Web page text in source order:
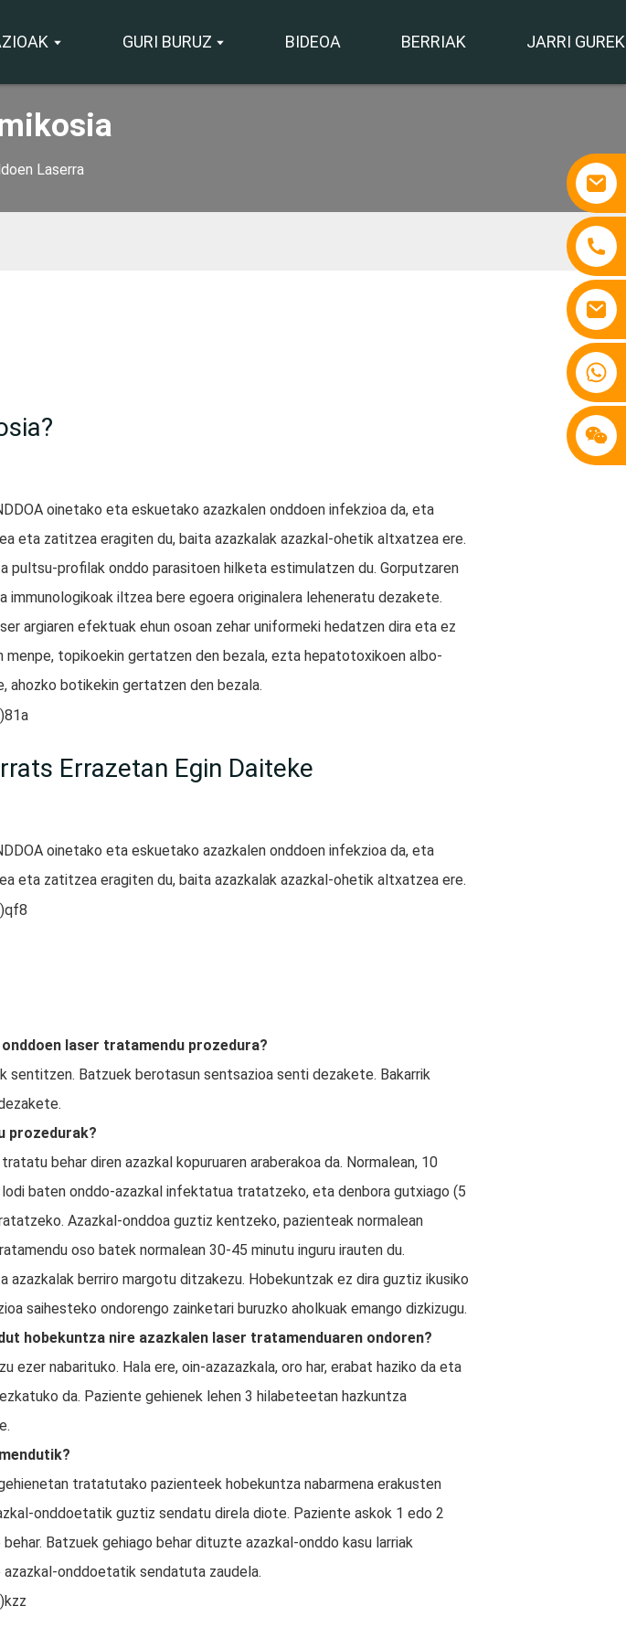
GURI BURUZ BIDEOA BERRIAK JARRI
Laserra
oinetako eta eskuetako azazkalen onddoen infekzioa da, eta
eta zatitzea eragiten du, baita azazkalak azazkal-ohetik altxatzea ere.
pultsu-profilak onddo parasitoen hilketa estimulatzen du. Gorputzaren
immunologikoak iltzea bere egoera originalera leheneratu dezakete.
argiaren efektuak ehun osoan zehar uniformeki hedatzen dira eta ez
menpe, topikoekin gertatzen den bezala, ezta hepatotoxikoen albo-
ahozko botikekin gertatzen den bezala.
Errazetan Egin Daiteke
oinetako eta eskuetako azazkalen onddoen infekzioa da, eta
eta zatitzea eragiten du, baita azazkalak azazkal-ohetik altxatzea ere.
laser tratamendu prozedura?
sentitzen. Batzuek berotasun sentsazioa senti dezakete. Bakarrik
prozedurak?
behar diren azazkal kopuruaren araberakoa da. Normalean, 10
lodi baten onddo-azazkal infektatua tratatzeko, eta denbora gutxiago (5
Azazkal-onddoa guztiz kentzeko, pazienteak normalean
oso batek normalean 30-45 minutu inguru irauten du.
azazkalak berriro margotu ditzakezu. Hobekuntzak ez dira guztiz ikusiko
saihesteko ondorengo zainketari buruzko aholkuak emango dizkizugu.
hobekuntza nire azazkalen laser tratamenduaren ondoren?
ezer nabarituko. Hala ere, oin-azazazkala, oro har, erabat haziko da eta
da. Paziente gehienek lehen 3 hilabeteetan hazkuntza
tratatutako pazienteek hobekuntza nabarmena erakusten
onddoetatik guztiz sendatu direla diote. Paziente askok 1 edo 2
Batzuek gehiago behar dituzte azazkal-onddo kasu larriak
onddoetatik sendatuta zaudela.